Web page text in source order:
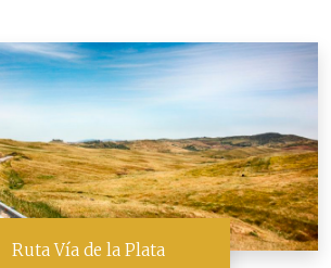
Ruta Vía de la Plata